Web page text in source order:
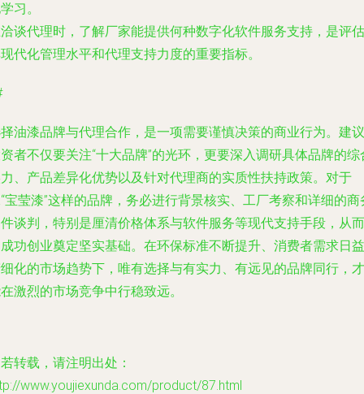
习。
谈代理时，了解厂家能提供何种数字化软件服务支持，是评估
代化管理水平和代理支持力度的重要指标。
油漆品牌与代理合作，是一项需要谨慎决策的商业行为。建议
者不仅要关注“十大品牌”的光环，更要深入调研具体品牌的综
、产品差异化优势以及针对代理商的实质性扶持政策。对于
宝莹漆”这样的品牌，务必进行背景核实、工厂考察和详细的商
谈判，特别是厘清价格体系与软件服务等现代支持手段，从而
功创业奠定坚实基础。在环保标准不断提升、消费者需求日益
化的市场趋势下，唯有选择与有实力、有远见的品牌同行，才
激烈的市场竞争中行稳致远。
转载，请注明出处：
www.youjiexunda.com/product/87.html